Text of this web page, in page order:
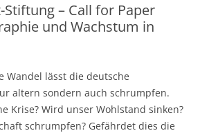
Stiftung – Call for Paper
und Wachstum in
Wandel lässt die deutsche
altern sondern auch schrumpfen.
Krise? Wird unser Wohlstand sinken?
schrumpfen? Gefährdet dies die